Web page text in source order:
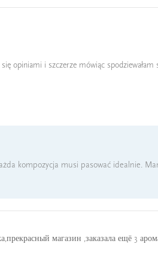
opiniami i szczerze mówiąc spodziewałam
kompozycja musi pasować idealnie.
магазин ,заказала ещё 3